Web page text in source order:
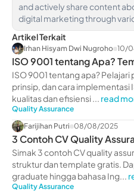
and actively share content
digital marketing through
Artikel Terkait
Irhan Hisyam Dwi Nugroho 10/
ISO 9001 tentang Apa?
Implementasinya
ISO 9001 tentang apa?
prinsip, dan cara implementasi
kualitas dan efisiensi ... read
Quality Assurance
Farijihan Putri 08/08/2025
3 Contoh CV Quality
(Template Gratis)
Simak 3 contoh CV quality
struktur dan template gratis.
graduate hingga bahasa Ing...
Quality Assurance